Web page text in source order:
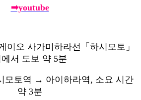
➡youtube
이오 사가미하라선「하시모토」
에서 도보 약 5분
모토역 → 아이하라역, 소요 시간
약 3분